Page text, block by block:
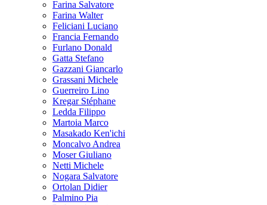
Farina Salvatore
Farina Walter
Feliciani Luciano
Francia Fernando
Furlano Donald
Gatta Stefano
Gazzani Giancarlo
Grassani Michele
Guerreiro Lino
Kregar Stéphane
Ledda Filippo
Martoia Marco
Masakado Ken'ichi
Moncalvo Andrea
Moser Giuliano
Netti Michele
Nogara Salvatore
Ortolan Didier
Palmino Pia